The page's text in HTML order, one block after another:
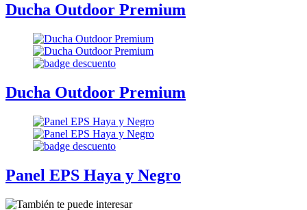
Ducha Outdoor Premium
Ducha Outdoor Premium
Panel EPS Haya y Negro